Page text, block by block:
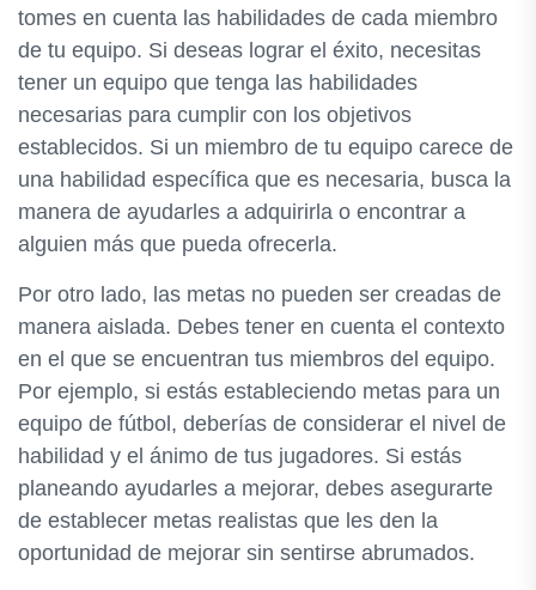
tomes en cuenta las habilidades de cada miembro
de tu equipo. Si deseas lograr el éxito, necesitas
tener un equipo que tenga las habilidades
necesarias para cumplir con los objetivos
establecidos. Si un miembro de tu equipo carece de
una habilidad específica que es necesaria, busca la
manera de ayudarles a adquirirla o encontrar a
alguien más que pueda ofrecerla.
Por otro lado, las metas no pueden ser creadas de
manera aislada. Debes tener en cuenta el contexto
en el que se encuentran tus miembros del equipo.
Por ejemplo, si estás estableciendo metas para un
equipo de fútbol, deberías de considerar el nivel de
habilidad y el ánimo de tus jugadores. Si estás
planeando ayudarles a mejorar, debes asegurarte
de establecer metas realistas que les den la
oportunidad de mejorar sin sentirse abrumados.